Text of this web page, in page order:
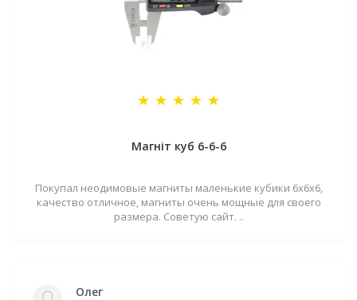
Магніт куб 6-6-6
Покупал неодимовые магниты маленькие кубики 6х6х6,
качество отличное, магниты очень мощные для своего
размера. Советую сайт. ..
Олег